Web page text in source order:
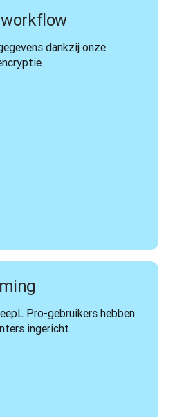
dankzij onze
Pro-gebruikers hebben
ingericht.